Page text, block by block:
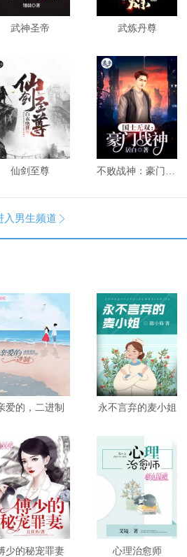
武神圣帝 武炼丹尊
仙剑至尊
入男生频道 
爱的，二进制 永不言弃的麦小姐
少的秘宠罪妻 心理治愈师